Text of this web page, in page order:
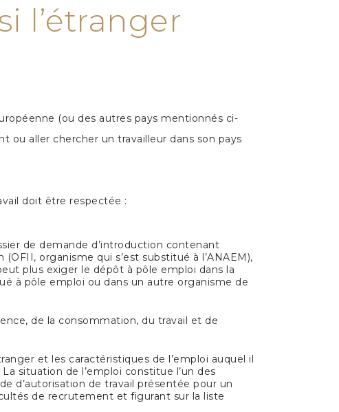
l’étranger
(ou des autres pays mentionnés ci-
ou aller chercher un travailleur dans son pays
doit être respectée :
de demande d’introduction contenant
organisme qui s’est substitué à l’ANAEM),
plus exiger le dépôt à pôle emploi dans la
à pôle emploi ou dans un autre organisme de
de la consommation, du travail et de
et les caractéristiques de l’emploi auquel il
situation de l’emploi constitue l’un des
d’autorisation de travail présentée pour un
de recrutement et figurant sur la liste